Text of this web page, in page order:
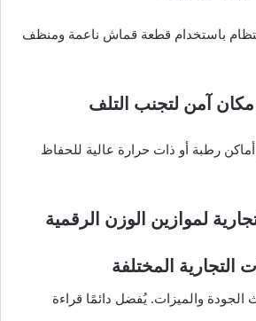
باستخدام قطعة قماش ناعمة ومنظف
آمن لتجنب التلف
رطبة أو ذات حرارة عالية للحفاظ
لموازين الوزن الرقمية
التجارية المختلفة
والميزات. يُفضل دائمًا قراءة